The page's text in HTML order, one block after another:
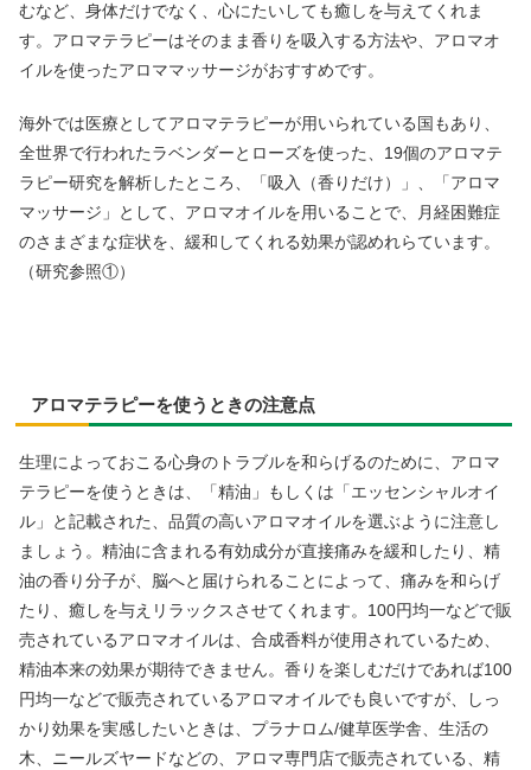
むなど、身体だけでなく、心にたいしても癒しを与えてくれま
す。アロマテラピーはそのまま香りを吸入する方法や、アロマオ
イルを使ったアロママッサージがおすすめです。
海外では医療としてアロマテラピーが用いられている国もあり、
全世界で行われたラベンダーとローズを使った、19個のアロマテ
ラピー研究を解析したところ、「吸入（香りだけ）」、「アロマ
マッサージ」として、アロマオイルを用いることで、月経困難症
のさまざまな症状を、緩和してくれる効果が認めれらています。
（研究参照①）
アロマテラピーを使うときの注意点
生理によっておこる心身のトラブルを和らげるのために、アロマ
テラピーを使うときは、「精油」もしくは「エッセンシャルオイ
ル」と記載された、品質の高いアロマオイルを選ぶように注意し
ましょう。精油に含まれる有効成分が直接痛みを緩和したり、精
油の香り分子が、脳へと届けられることによって、痛みを和らげ
たり、癒しを与えリラックスさせてくれます。100円均一などで販
売されているアロマオイルは、合成香料が使用されているため、
精油本来の効果が期待できません。香りを楽しむだけであれば100
円均一などで販売されているアロマオイルでも良いですが、しっ
かり効果を実感したいときは、プラナロム/健草医学舎、生活の
木、ニールズヤードなどの、アロマ専門店で販売されている、精